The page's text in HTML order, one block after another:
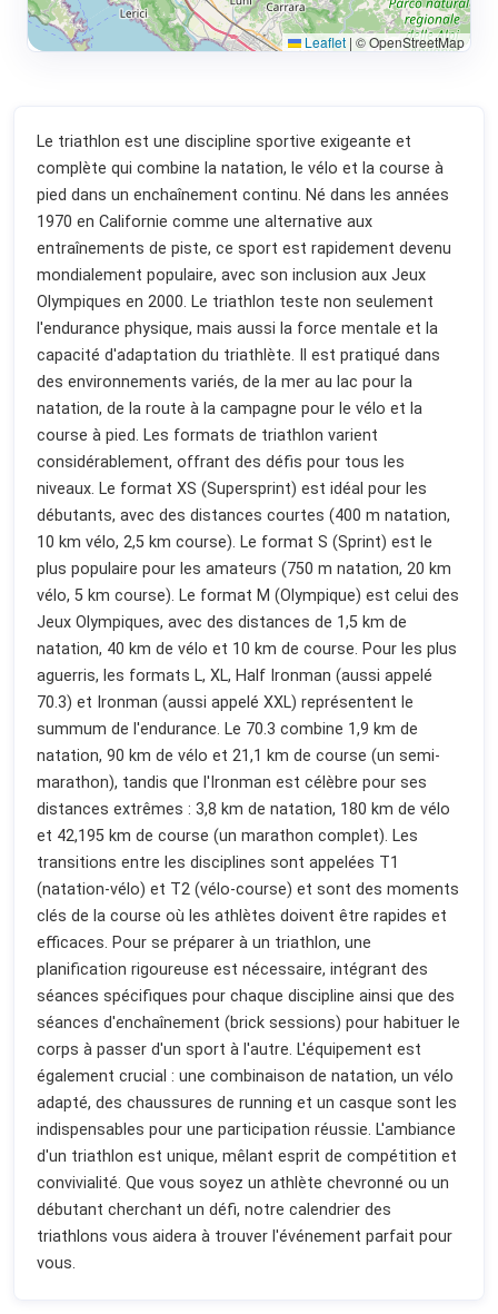
Leaflet | © OpenStreetMap
Le triathlon est une discipline sportive exigeante et
complète qui combine la natation, le vélo et la course à
pied dans un enchaînement continu. Né dans les années
1970 en Californie comme une alternative aux
entraînements de piste, ce sport est rapidement devenu
mondialement populaire, avec son inclusion aux Jeux
Olympiques en 2000. Le triathlon teste non seulement
l'endurance physique, mais aussi la force mentale et la
capacité d'adaptation du triathlète. Il est pratiqué dans
des environnements variés, de la mer au lac pour la
natation, de la route à la campagne pour le vélo et la
course à pied. Les formats de triathlon varient
considérablement, offrant des défis pour tous les
niveaux. Le format XS (Supersprint) est idéal pour les
débutants, avec des distances courtes (400 m natation,
10 km vélo, 2,5 km course). Le format S (Sprint) est le
plus populaire pour les amateurs (750 m natation, 20 km
vélo, 5 km course). Le format M (Olympique) est celui des
Jeux Olympiques, avec des distances de 1,5 km de
natation, 40 km de vélo et 10 km de course. Pour les plus
aguerris, les formats L, XL, Half Ironman (aussi appelé
70.3) et Ironman (aussi appelé XXL) représentent le
summum de l'endurance. Le 70.3 combine 1,9 km de
natation, 90 km de vélo et 21,1 km de course (un semi-
marathon), tandis que l'Ironman est célèbre pour ses
distances extrêmes : 3,8 km de natation, 180 km de vélo
et 42,195 km de course (un marathon complet). Les
transitions entre les disciplines sont appelées T1
(natation-vélo) et T2 (vélo-course) et sont des moments
clés de la course où les athlètes doivent être rapides et
efficaces. Pour se préparer à un triathlon, une
planification rigoureuse est nécessaire, intégrant des
séances spécifiques pour chaque discipline ainsi que des
séances d'enchaînement (brick sessions) pour habituer le
corps à passer d'un sport à l'autre. L'équipement est
également crucial : une combinaison de natation, un vélo
adapté, des chaussures de running et un casque sont les
indispensables pour une participation réussie. L'ambiance
d'un triathlon est unique, mêlant esprit de compétition et
convivialité. Que vous soyez un athlète chevronné ou un
débutant cherchant un défi, notre calendrier des
triathlons vous aidera à trouver l'événement parfait pour
vous.